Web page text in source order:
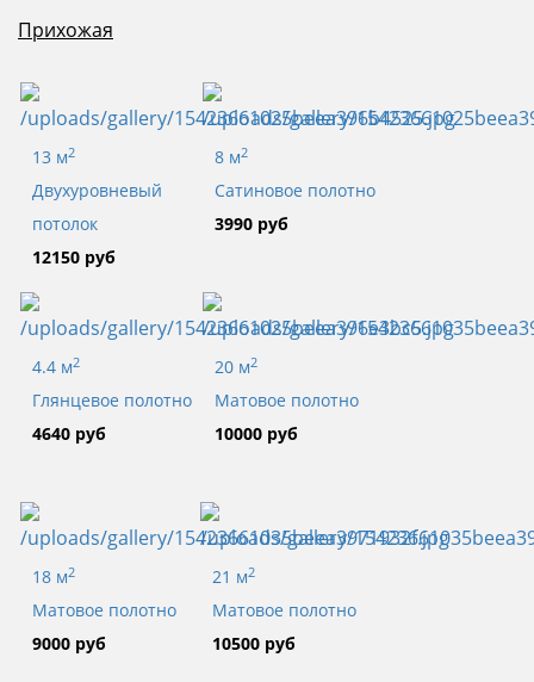
Прихожая
13 м2
Двухуровневый
потолок
12150 руб
8 м2
Сатиновое полотно
3990 руб
4.4 м2
Глянцевое полотно
4640 руб
20 м2
Матовое полотно
10000 руб
18 м2
Матовое полотно
9000 руб
21 м2
Матовое полотно
10500 руб